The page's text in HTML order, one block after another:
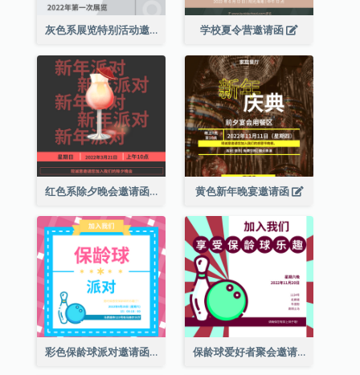
灰色系展览特别活动邀请函 学校夏令营邀请函
红色系除夕晚会邀请函 黄色新年晚宴邀请函
彩色保龄球派对邀请函 保龄球爱好者聚会邀请函